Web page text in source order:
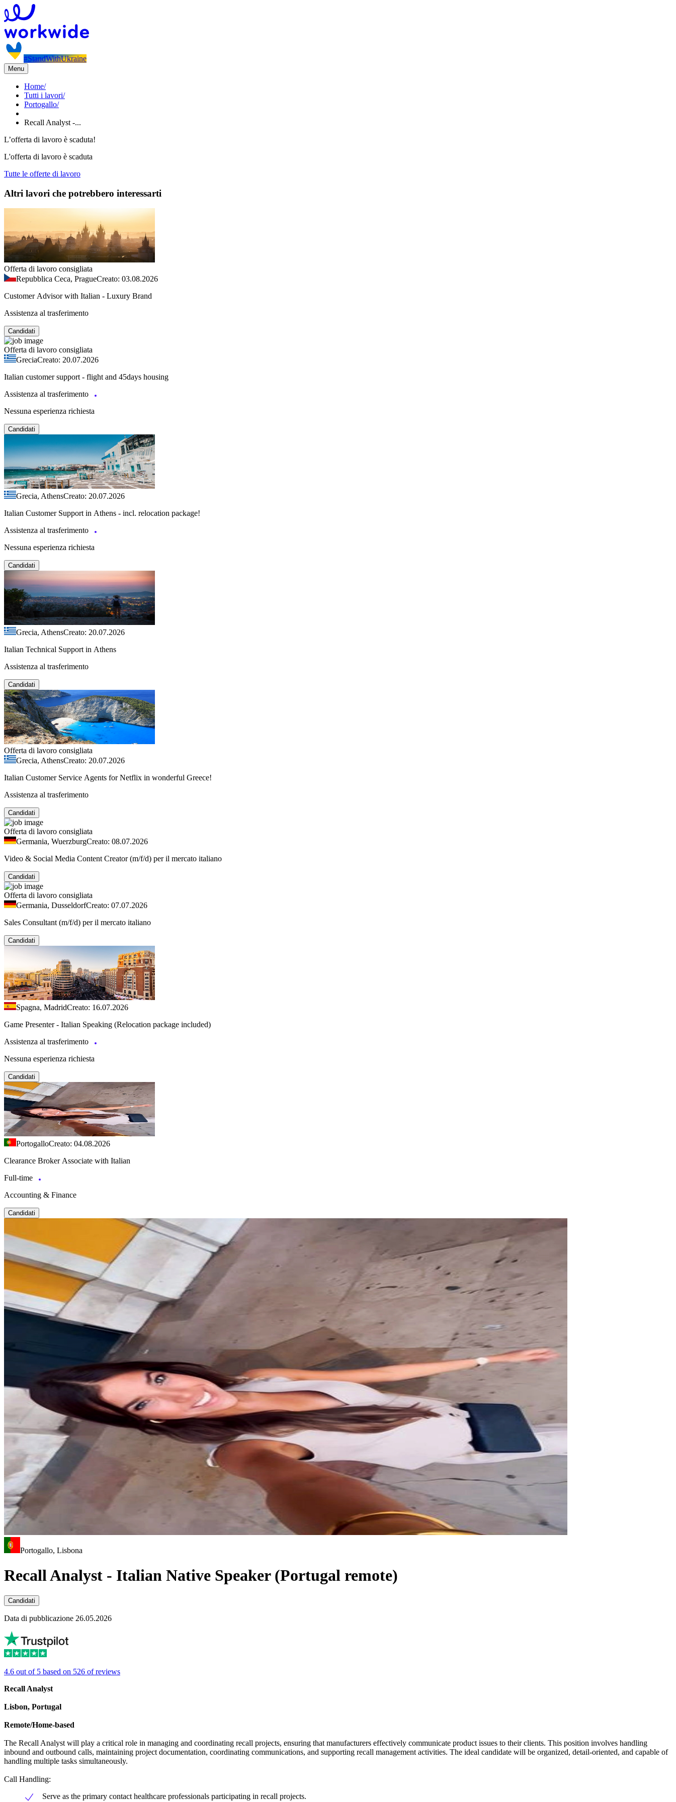
#StandWithUkraine
Menu
Home/
Tutti i lavori/
Portogallo/
Recall Analyst -...
L’offerta di lavoro è scaduta!
L'offerta di lavoro è scaduta
Tutte le offerte di lavoro
Altri lavori che potrebbero interessarti
Offerta di lavoro consigliata
Repubblica Ceca, PragueCreato: 03.08.2026
Customer Advisor with Italian - Luxury Brand
Assistenza al trasferimento
Candidati
Offerta di lavoro consigliata
GreciaCreato: 20.07.2026
Italian customer support - flight and 45days housing
Assistenza al trasferimento
Nessuna esperienza richiesta
Candidati
Grecia, AthensCreato: 20.07.2026
Italian Customer Support in Athens - incl. relocation package!
Assistenza al trasferimento
Nessuna esperienza richiesta
Candidati
Grecia, AthensCreato: 20.07.2026
Italian Technical Support in Athens
Assistenza al trasferimento
Candidati
Offerta di lavoro consigliata
Grecia, AthensCreato: 20.07.2026
Italian Customer Service Agents for Netflix in wonderful Greece!
Assistenza al trasferimento
Candidati
Offerta di lavoro consigliata
Germania, WuerzburgCreato: 08.07.2026
Video & Social Media Content Creator (m/f/d) per il mercato italiano
Candidati
Offerta di lavoro consigliata
Germania, DusseldorfCreato: 07.07.2026
Sales Consultant (m/f/d) per il mercato italiano
Candidati
Spagna, MadridCreato: 16.07.2026
Game Presenter - Italian Speaking (Relocation package included)
Assistenza al trasferimento
Nessuna esperienza richiesta
Candidati
PortogalloCreato: 04.08.2026
Clearance Broker Associate with Italian
Full-time
Accounting & Finance
Candidati
Portogallo, Lisbona
Recall Analyst - Italian Native Speaker (Portugal remote)
Candidati
Data di pubblicazione 26.05.2026
4.6 out of 5 based on 526 of reviews
Recall Analyst
Lisbon, Portugal
Remote/Home-based
The Recall Analyst will play a critical role in managing and coordinating recall projects, ensuring that manufacturers effectively communicate product issues to their clients. This position involves handling
inbound and outbound calls, maintaining project documentation, coordinating communications, and supporting recall management activities. The ideal candidate will be organized, detail-oriented, and capable of
handling multiple tasks simultaneously.
Call Handling:
Serve as the primary contact healthcare professionals participating in recall projects.